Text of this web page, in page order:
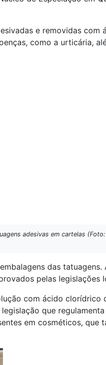
e removidas com
como a urticária,
adesivas em cartelas
das tatuagens.
pelas legislações
com ácido clorídrico
que
em cosméticos, que